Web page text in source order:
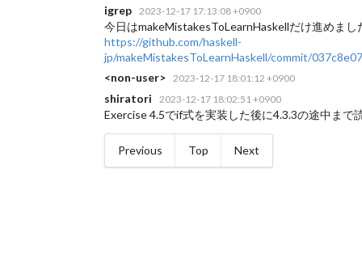
igrep
2023-12-17 17:13:08 +0900
今日はmakeMistakesToLearnHaskellだけ進めま
https://github.com/haskell-
jp/makeMistakesToLearnHaskell/commit/
<non-user>
2023-12-17 18:01:12 +0900
shiratori 2023-12-17 18:02:51 +0900
Exercise 4.5でif式を実装した後に4.3.3の途中まで
Previous Top Next